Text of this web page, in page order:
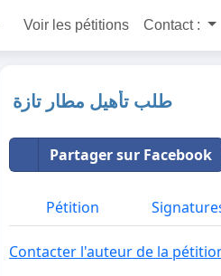
Voir les pétitions Contact :
طلب تأهيل مطار تازة
Partager sur Facebook
Pétition
Contacter l'auteur de la